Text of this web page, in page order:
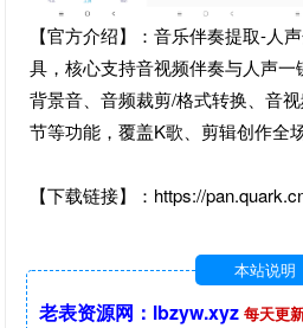
【官方介绍】：音乐伴奏提取-人
具，核心支持音视频伴奏与人声
背景音、音频裁剪/格式转换、音
节等功能，覆盖K歌、剪辑创作全
【下载链接】：https://
本站说明
老表资源网：lbzyw.xyz 每天更